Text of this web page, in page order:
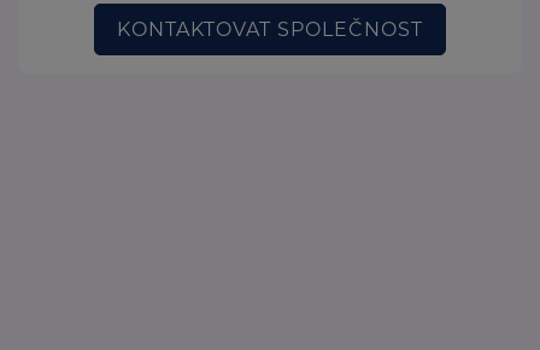
KONTAKTOVAT SPOLEČNOST